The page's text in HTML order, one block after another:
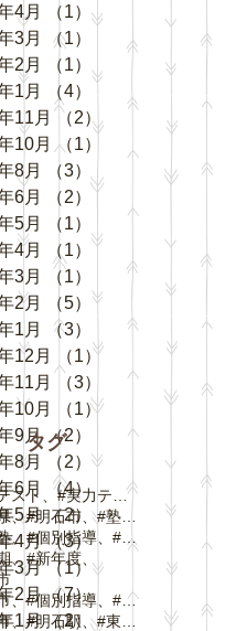
4月
（1） 1件の記事
3月
（1）
1件の記事
2月
（1）
1件の記事
1月
（4）
11月
（2） 2件の記事
10月 （1）
8月
（3）
3件の記事
6月
（2）
2件の記事
5月
（1）
4月
（1）
1件の記事
3月
（1）
1件の記事
2月
（5） 5件の記事
1月
（3）
3件の記事
12月
（1）1件の記事
11月
（3）
3件の記事
10月
（1）1件の記事
9月 （2）
2件の記事
8月
（2） 2件の記事
6月
（4）4件の記事
5月 （2） 2件の記事
4月 （3）3件の記事
3月 （1） 1件の記事
2月 （7）7件の記事
1月 （2）2件の記事
タグ
#中間テスト、#実力テスト、#テスト対策
#学習塾、#個別指導、#自立学習、#人丸小学校、#
、#新年度、
#明石市、#個別指導、#春期講習、